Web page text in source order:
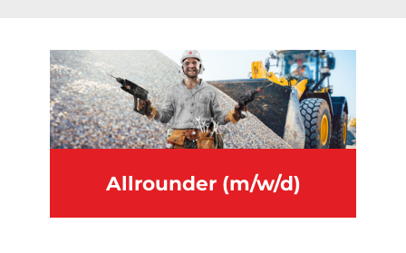
Allrounder (m/w/d)